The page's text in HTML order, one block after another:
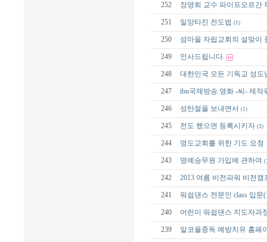
252 장영희 교수 파이프오르간
251 일망타진 전도법 (1)
250 섬마을 자립교회의 설맞이
249 인사드립니다.
248 대한민국 모든 기독교 성
247 ibn국제방송 영화 -씨- 제작
246 성탄절을 보내면서 (1)
245 전도 했으면 등록시키자 (3)
244 명도교회를 위한 기도 요청
243 명예승무원 가입에 관하여
242 2013 여름 비전파워 비전
241 워쉽댄스 전문인 class 입
240 어린이 워쉽댄스 지도자과
239 알코올중독 예방치유 홈페